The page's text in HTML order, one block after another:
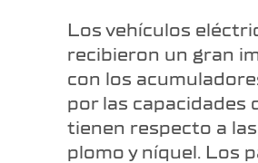
Los vehículos
recibieron un gran
con los
por las capacidades
tienen respecto a
plomo y níquel. Los